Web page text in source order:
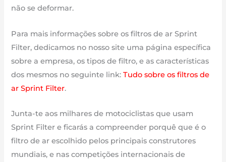
não se deformar.
Para mais informações sobre os filtros de ar Sprint
Filter, dedicamos no nosso site uma página específica
sobre a empresa, os tipos de filtro, e as características
dos mesmos no seguinte link:Tudo sobre os filtros de
ar Sprint Filter.
Junta-te aos milhares de motociclistas que usam
Sprint Filter e ficarás a compreender porquê que é o
filtro de ar escolhido pelos principais construtores
mundiais, e nas competições internacionais de